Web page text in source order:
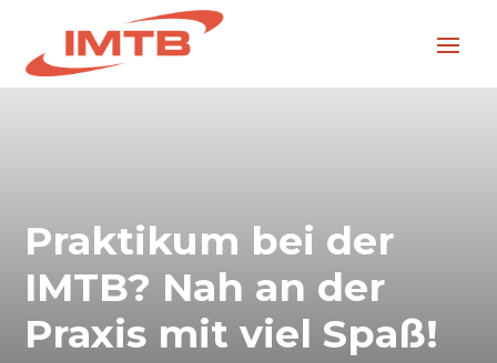
Praktikum bei der
IMTB? Nah an der
Praxis mit viel Spaß!